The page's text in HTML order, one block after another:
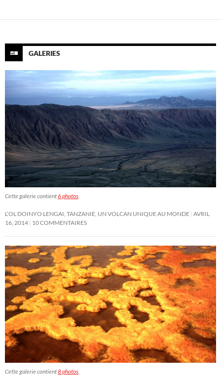
GALERIES
Cette galerie contient6 photos.
L’OL DOINYO LENGAI, TANZANIE, UN VOLCAN UNIQUE AU MONDE AVRIL
16, 2014 10 COMMENTAIRES
Cette galerie contient8 photos.